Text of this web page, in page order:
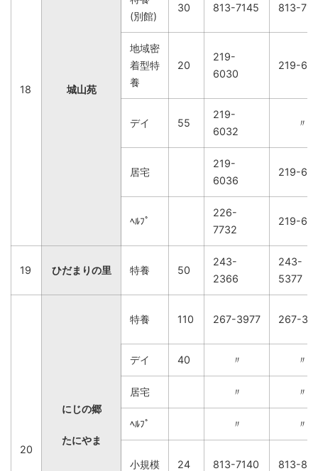
18 城山苑
(別館)
30 813-7145 813-
地域密
着型特
養
20
219-
6030
219-
デイ 55
219-
6032
〃
居宅
219-
6036
219-
ﾍﾙﾌﾟ
226-
7732
219-
19 ひだまりの里 特養 50
243-
2366
243-
5377
20
にじの郷
たにやま
特養 110 267-3977 267-
デイ 40 〃 〃
居宅 〃 〃
ﾍﾙﾌﾟ 〃 〃
小規模 24 813-7140 813-